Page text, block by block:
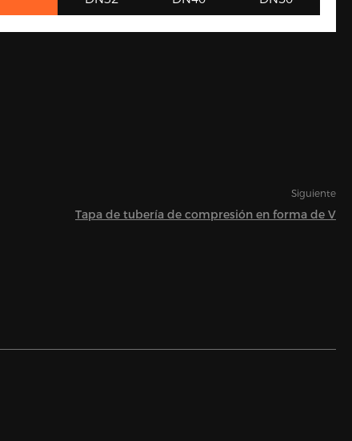
Siguiente
Tapa de tubería de compresión en forma de V